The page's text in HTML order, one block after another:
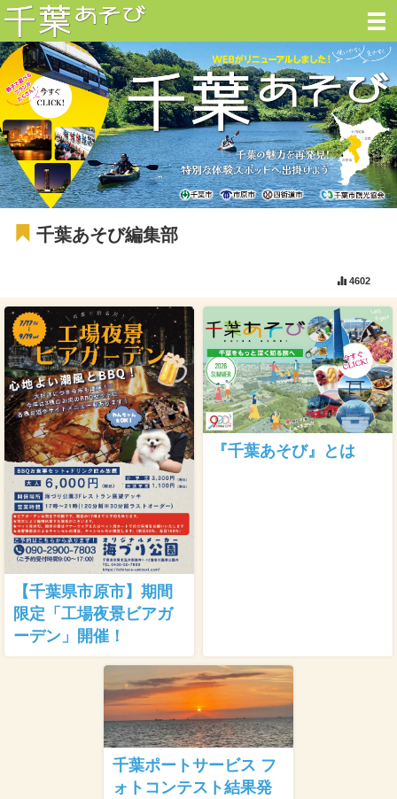
千葉あそび編集部
4602
【千葉県市原市】期間
限定「工場夜景ビアガ
ーデン」開催！
『千葉あそび』とは
千葉ポートサービス フ
ォトコンテスト結果発